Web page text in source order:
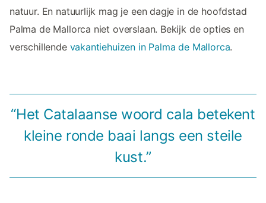
natuur. En natuurlijk mag je een dagje in de hoofdstad
Palma de Mallorca niet overslaan. Bekijk de opties en
verschillende vakantiehuizen in Palma de Mallorca.
“Het Catalaanse woord cala betekent
kleine ronde baai langs een steile
kust.”